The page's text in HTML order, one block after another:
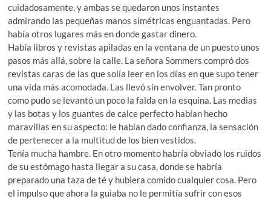
cuidadosamente, y ambas se quedaron unos instantes
admirando las pequeñas manos simétricas enguantadas. Pero
había otros lugares más en donde gastar dinero.
Había libros y revistas apiladas en la ventana de un puesto unos
pasos más allá, sobre la calle. La señora Sommers compró dos
revistas caras de las que solía leer en los días en que supo tener
una vida más acomodada. Las llevó sin envolver. Tan pronto
como pudo se levantó un poco la falda en la esquina. Las medias
y las botas y los guantes de calce perfecto habían hecho
maravillas en su aspecto: le habían dado confianza, la sensación
de pertenecer a la multitud de los bien vestidos.
Tenía mucha hambre. En otro momento habría obviado los ruidos
de su estómago hasta llegar a su casa, donde se habría
preparado una taza de té y hubiera comido cualquier cosa. Pero
el impulso que ahora la guiaba no le permitía sufrir con esos